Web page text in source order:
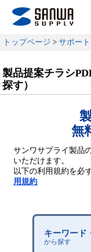
トップページ > サポート
製品提案チラシ
探す）
無
サンワサプライ製品
いただけます。
以下の利用規約を必
用規約
キーワード
から探す